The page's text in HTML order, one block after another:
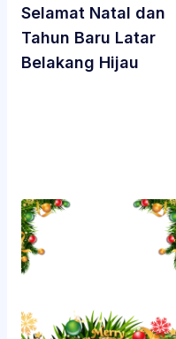
Selamat Natal dan
Tahun Baru Latar
Belakang Hijau